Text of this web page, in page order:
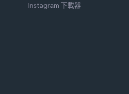
Instagram 下載器